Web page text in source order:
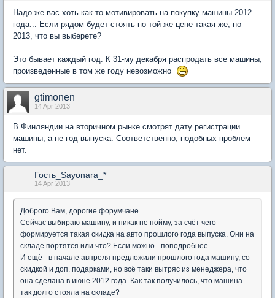
Надо же вас хоть как-то мотивировать на покупку машины 2012
года... Если рядом будет стоять по той же цене такая же, но
2013, что вы выберете?
Это бывает каждый год. К 31-му декабря распродать все машины,
произведенные в том же году невозможно
gtimonen
14 Apr 2013
В Финляндии на вторичном рынке смотрят дату регистрации
машины, а не год выпуска. Соответственно, подобных проблем
нет.
Гость_Sayonara_*
14 Apr 2013
Доброго Вам, дорогие форумчане
Сейчас выбираю машину, и никак не пойму, за счёт чего
формируется такая скидка на авто прошлого года выпуска. Они на
складе портятся или что? Если можно - поподробнее.
И ещё - в начале авпреля предложили прошлого года машину, со
скидкой и доп. подарками, но всё таки вытряс из менеджера, что
она сделана в июне 2012 года. Как так получилось, что машина
так долго стояла на складе?